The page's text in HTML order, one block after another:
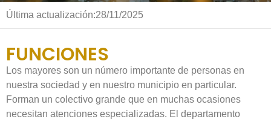
Última actualización:28/11/2025
FUNCIONES
Los mayores son un número importante de personas en
nuestra sociedad y en nuestro municipio en particular.
Forman un colectivo grande que en muchas ocasiones
necesitan atenciones especializadas. El departamento